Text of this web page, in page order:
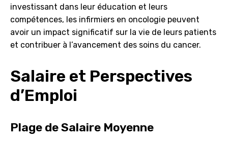
investissant dans leur éducation et leurs
compétences, les infirmiers en oncologie peuvent
avoir un impact significatif sur la vie de leurs patients
et contribuer à l’avancement des soins du cancer.
Salaire et Perspectives
d’Emploi
Plage de Salaire Moyenne